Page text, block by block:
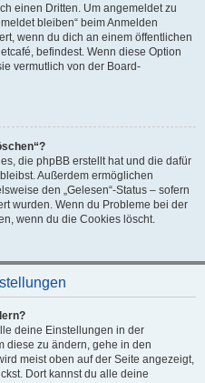
einen Dritten. Um angemeldet zu
bleiben“ beim Anmelden
wenn du dich an einem öffentlichen
befindest. Wenn diese Option
vermutlich von der Board-
die phpBB erstellt hat und die dafür
Außerdem ermöglichen
den „Gelesen“-Status – sofern
wurden. Wenn du Probleme bei der
wenn du die Cookies löscht.
deine Einstellungen in der
diese zu ändern, gehe in den
meist oben auf der Seite angezeigt,
Dort kannst du alle deine